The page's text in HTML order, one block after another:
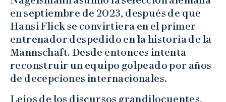
en septiembre de 2023, después de que
Hansi Flick se convirtiera en el primer
entrenador despedido en la historia de la
Mannschaft. Desde entonces intenta
reconstruir un equipo golpeado por años
de decepciones internacionales.
Lejos de los discursos grandilocuentes,